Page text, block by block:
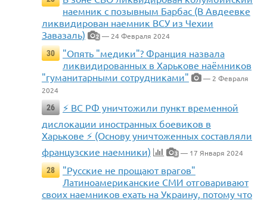
наемник с позывным Барбас (В Авдеевке
ликвидирован наемник ВСУ из Чехии
Завазаль)
2 — 24 Февраля 2024
30
"Опять "медики"? Франция назвала
ликвидированных в Харькове наёмников
"гуманитарными сотрудниками"
— 2 Февраля
2024
26
⚡️ ВС РФ уничтожили пункт временной
дислокации иностранных боевиков в
Харькове ⚡️ (Основу уничтоженных составляли
французские наемники)
3 — 17 Января 2024
28
"Русские не прощают врагов"
Латиноамериканские СМИ отговаривают
своих наемников ехать на Украину, потому что